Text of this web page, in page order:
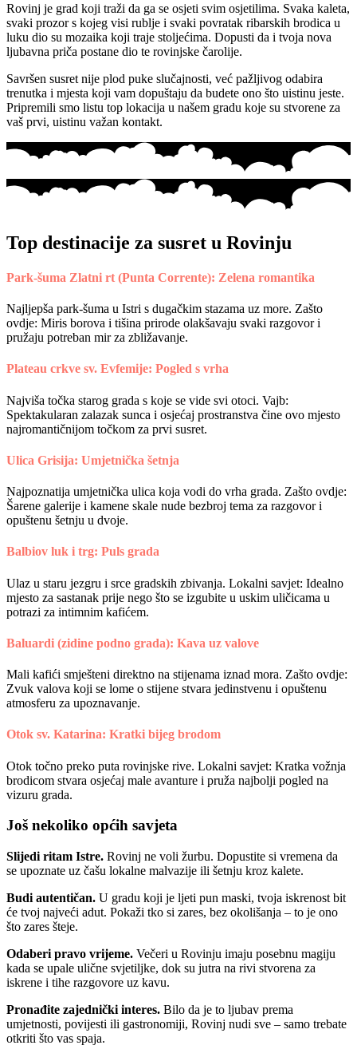
Rovinj je grad koji traži da ga se osjeti svim osjetilima. Svaka kaleta,
svaki prozor s kojeg visi rublje i svaki povratak ribarskih brodica u
luku dio su mozaika koji traje stoljećima. Dopusti da i tvoja nova
ljubavna priča postane dio te rovinjske čarolije.
Savršen susret nije plod puke slučajnosti, već pažljivog odabira
trenutka i mjesta koji vam dopuštaju da budete ono što uistinu jeste.
Pripremili smo listu top lokacija u našem gradu koje su stvorene za
vaš prvi, uistinu važan kontakt.
Top destinacije za susret u Rovinju
Park-šuma Zlatni rt (Punta Corrente): Zelena romantika
Najljepša park-šuma u Istri s dugačkim stazama uz more. Zašto
ovdje: Miris borova i tišina prirode olakšavaju svaki razgovor i
pružaju potreban mir za zbližavanje.
Plateau crkve sv. Evfemije: Pogled s vrha
Najviša točka starog grada s koje se vide svi otoci. Vajb:
Spektakularan zalazak sunca i osjećaj prostranstva čine ovo mjesto
najromantičnijom točkom za prvi susret.
Ulica Grisija: Umjetnička šetnja
Najpoznatija umjetnička ulica koja vodi do vrha grada. Zašto ovdje:
Šarene galerije i kamene skale nude bezbroj tema za razgovor i
opuštenu šetnju u dvoje.
Balbiov luk i trg: Puls grada
Ulaz u staru jezgru i srce gradskih zbivanja. Lokalni savjet: Idealno
mjesto za sastanak prije nego što se izgubite u uskim uličicama u
potrazi za intimnim kafićem.
Baluardi (zidine podno grada): Kava uz valove
Mali kafići smješteni direktno na stijenama iznad mora. Zašto ovdje:
Zvuk valova koji se lome o stijene stvara jedinstvenu i opuštenu
atmosferu za upoznavanje.
Otok sv. Katarina: Kratki bijeg brodom
Otok točno preko puta rovinjske rive. Lokalni savjet: Kratka vožnja
brodicom stvara osjećaj male avanture i pruža najbolji pogled na
vizuru grada.
Još nekoliko općih savjeta
Slijedi ritam Istre. Rovinj ne voli žurbu. Dopustite si vremena da
se upoznate uz čašu lokalne malvazije ili šetnju kroz kalete.
Budi autentičan. U gradu koji je ljeti pun maski, tvoja iskrenost bit
će tvoj najveći adut. Pokaži tko si zares, bez okolišanja – to je ono
što zares šteje.
Odaberi pravo vrijeme. Večeri u Rovinju imaju posebnu magiju
kada se upale ulične svjetiljke, dok su jutra na rivi stvorena za
iskrene i tihe razgovore uz kavu.
Pronađite zajednički interes. Bilo da je to ljubav prema
umjetnosti, povijesti ili gastronomiji, Rovinj nudi sve – samo trebate
otkriti što vas spaja.